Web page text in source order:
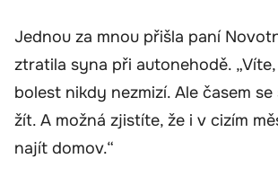
Jednou za mnou přišla paní
ztratila syna při autonehodě.
bolest nikdy nezmizí. Ale časem
žít. A možná zjistíte, že i v cizím
najít domov.“